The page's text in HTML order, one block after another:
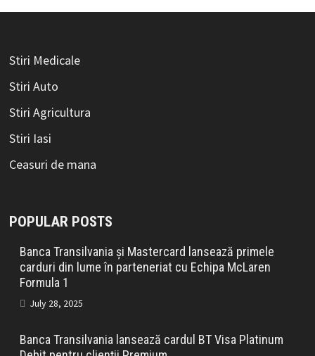
Stiri Medicale
Stiri Auto
Stiri Agricultura
Stiri Iasi
Ceasuri de mana
POPULAR POSTS
Banca Transilvania și Mastercard lansează primele
carduri din lume în parteneriat cu Echipa McLaren
Formula 1
July 28, 2025
Banca Transilvania lansează cardul BT Visa Platinum